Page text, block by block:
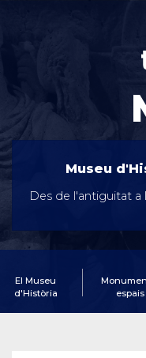
Museu
Des de l'antiguitat a
El Museu
d'Història
espais